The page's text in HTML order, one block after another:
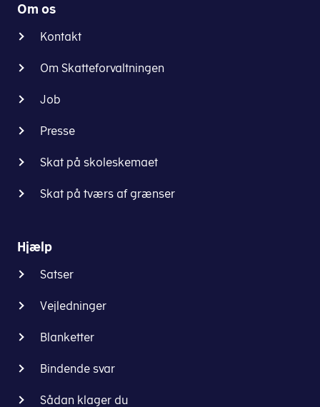
Om os
Kontakt
Om Skatteforvaltningen
Job
Presse
Skat på skoleskemaet
Skat på tværs af grænser
Hjælp
Satser
Vejledninger
Blanketter
Bindende svar
Sådan klager du